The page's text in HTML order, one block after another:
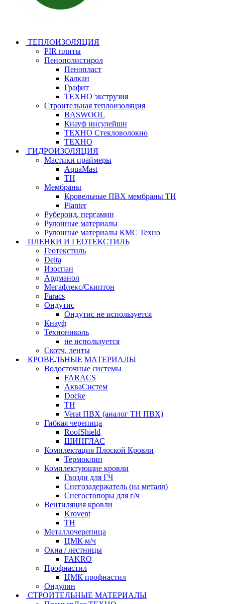
ТЕПЛОИЗОЛЯЦИЯ
PIR плиты
Пенополистирол
Пенопласт
Калкан
Графит
ТЕХНО экструзия
Строительная теплоизоляция
BASWOOL
Кнауф инсулейшн
ТЕХНО Стекловолокно
ТЕХНО
ГИДРОИЗОЛЯЦИЯ
Мастики праймеры
AquaMast
ТН
Мембраны
Кровельные ПВХ мембраны ТН
Planter
Рубероид, пергамин
Рулонные материалы
Рулонные материалы КМС Техно
ПЛЕНКИ И ГЕОТЕКСТИЛЬ
Геотекстиль
Delta
Изоспан
Ардманол
Мегафлекс/Скиптон
Faracs
Ондутис
Ондутис не используется
Кнауф
Технониколь
не используется
Скотч, ленты
КРОВЕЛЬНЫЕ МАТЕРИАЛЫ
Водосточные системы
FARACS
АкваСистем
Docke
ТН
Verat ПВХ (аналог ТН ПВХ)
Гибкая черепица
RoofShield
ШИНГЛАС
Комплектация Плоской Кровли
Термоклип
Комплектующие кровли
Гвозди для ГЧ
Снегозадержатель (на металл)
Снегостопоры для г/ч
Вентиляция кровли
Krovent
ТН
Металлочерепица
ЦМК м/ч
Окна / лестницы
FAKRO
Профнастил
ЦМК профнастил
Ондулин
СТРОИТЕЛЬНЫЕ МАТЕРИАЛЫ